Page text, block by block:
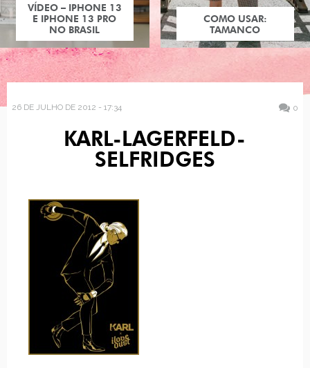
VÍDEO – IPHONE 13
E IPHONE 13 PRO
NO BRASIL
COMO USAR:
TAMANCO
26 DE JULHO DE 2012 - 17:34 0
KARL-LAGERFELD-
SELFRIDGES